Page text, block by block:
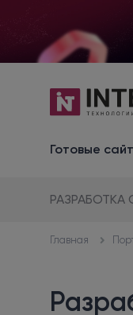
Готовые
РАЗРАБОТКА
Главная